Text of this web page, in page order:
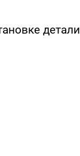
детали